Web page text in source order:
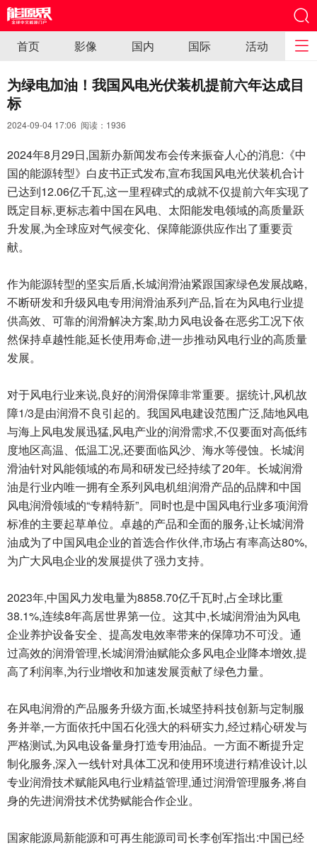
首页 影像 国内 国际 活动
为绿电加油！我国风电光伏装机提前六年达成目
标
2024-09-04 17:06 阅读： 1936
2024年8月29日,国新办新闻发布会传来振奋人心的消息:《中
国的能源转型》白皮书正式发布,宣布我国风电光伏装机合计
已达到12.06亿千瓦,这一里程碑式的成就不仅提前六年实现了
既定目标,更标志着中国在风电、太阳能发电领域的高质量跃
升发展,为全球应对气候变化、保障能源供应作出了重要贡
献。
作为能源转型的坚实后盾,长城润滑油紧跟国家绿色发展战略,
不断研发和升级风电专用润滑油系列产品,旨在为风电行业提
供高效、可靠的润滑解决方案,助力风电设备在恶劣工况下依
然保持卓越性能,延长使用寿命,进一步推动风电行业的高质量
发展。
对于风电行业来说,良好的润滑保障非常重要。据统计,风机故
障1/3是由润滑不良引起的。我国风电建设范围广泛,陆地风电
与海上风电发展迅猛,风电产业的润滑需求,不仅要面对高低纬
度地区高温、低温工况,还要面临风沙、海水等侵蚀。长城润
滑油针对风能领域的布局和研发已经持续了20年。长城润滑
油是行业内唯一拥有全系列风电机组润滑产品的品牌和中国
风电润滑领域的“专精特新”。同时也是中国风电行业多项润滑
标准的主要起草单位。卓越的产品和全面的服务,让长城润滑
油成为了中国风电企业的首选合作伙伴,市场占有率高达80%,
为广大风电企业的发展提供了强力支持。
2023年,中国风力发电量为8858.70亿千瓦时,占全球比重
38.1%,连续8年高居世界第一位。这其中,长城润滑油为风电
企业养护设备安全、提高发电效率带来的保障功不可没。通
过高效的润滑管理,长城润滑油赋能众多风电企业降本增效,提
高了利润率,为行业增收和加速发展贡献了绿色力量。
在风电润滑的产品服务升级方面,长城坚持科技创新与定制服
务并举,一方面依托中国石化强大的科研实力,经过精心研发与
严格测试,为风电设备量身打造专用油品。一方面不断提升定
制化服务,深入一线针对具体工况和使用环境进行精准设计,以
专业润滑技术赋能风电行业精益管理,通过润滑管理服务,将自
身的先进润滑技术优势赋能合作企业。
国家能源局新能源和可再生能源司司长李创军指出:中国已经